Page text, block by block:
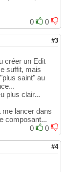
0
0
#3
créer un Edit
suffit, mais
saint" au
plus clair...
me lancer dans
composant...
0
0
#4